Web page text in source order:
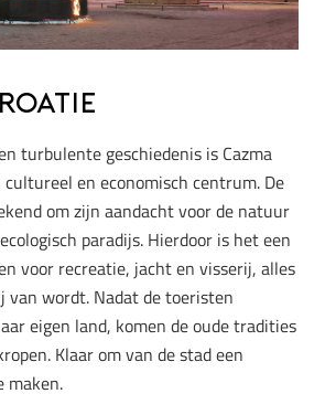
turbulente geschiedenis is Cazma
en economisch centrum. De
om zijn aandacht voor de natuur
paradijs. Hierdoor is het een
voor recreatie, jacht en visserij, alles
van wordt. Nadat de toeristen
eigen land, komen de oude tradities
Klaar om van de stad een
maken.